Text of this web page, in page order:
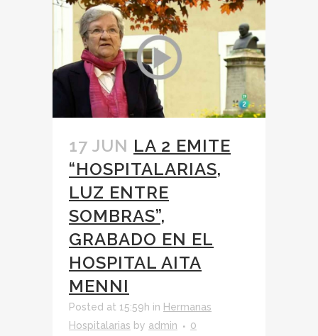
17 JUN LA 2 EMITE
“HOSPITALARIAS,
LUZ ENTRE
SOMBRAS”,
GRABADO EN EL
HOSPITAL AITA
MENNI
Posted at 15:59h in Hermanas
Hospitalarias by admin
0